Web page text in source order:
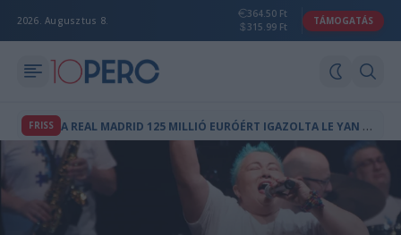
2026. Augusztus 8.
364.50 Ft
315.99 Ft
TÁMOGATÁS
FRISS A
REAL MADRID 125 MILLIÓ EURÓÉRT IGAZOLTA LE YAN DIOMANDÉT - Ő LENNE A KLUB VÁLASZA LAMINE YAMALRA?